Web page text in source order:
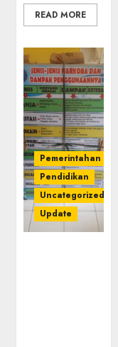
READ MORE
Pemerintahan
Pendidikan
Uncategorized
Update